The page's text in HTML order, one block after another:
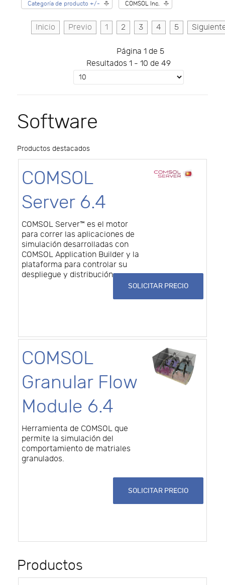
Categoría de producto +/-
COMSOL Inc.
Inicio Previo 1 2 3 4 5
Página 1 de 5
Resultados 1 - 10 de 49
Software
Productos destacados
COMSOL
Server 6.4
COMSOL Server™ es el motor
para correr las aplicaciones de
simulación desarrolladas con
COMSOL Application Builder y la
plataforma para controlar su
despliegue y distribución.
SOLICITAR PRECIO
COMSOL
Granular Flow
Module 6.4
Herramienta de COMSOL que
permite la simulación del
comportamiento de matriales
granulados.
SOLICITAR PRECIO
Productos